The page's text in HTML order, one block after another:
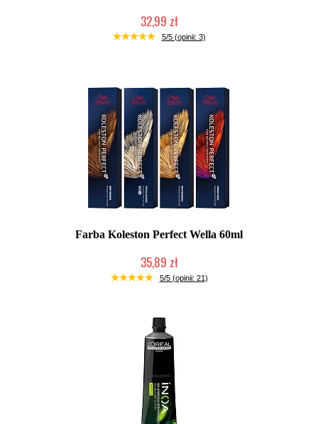
32,99 zł
Duża ilość (wysyłka w 24h)
5/5 (opinii: 3)
Farba Koleston Perfect Wella 60ml
35,89 zł
Duża ilość (wysyłka w 24h)
5/5 (opinii: 21)